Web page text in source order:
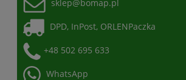
sklep@bomap.pl
DPD, InPost, ORLENPaczka
+48 502 695 633
WhatsApp